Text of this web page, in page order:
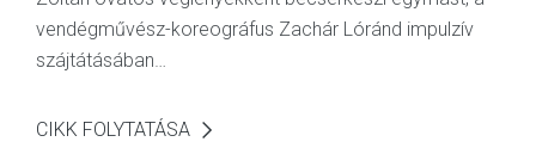
vendégművész-koreográfus Zachár Lóránd impulzív
szájtátásában…
CIKK FOLYTATÁSA